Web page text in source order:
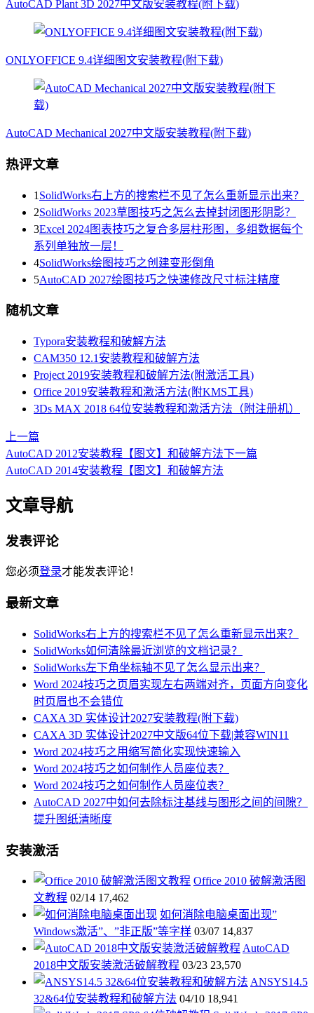
AutoCAD Plant 3D 2027中文版安装教程(附下载)
ONLYOFFICE 9.4详细图文安装教程(附下载)
AutoCAD Mechanical 2027中文版安装教程(附下载)
热评文章
1 SolidWorks右上方的搜索栏不见了怎么重新显示出来？
2SolidWorks 2023草图技巧之怎么去掉封闭图形阴影？
3Excel 2024图表技巧之复合多层柱形图，多组数据每个
系列单独放一层！
4SolidWorks绘图技巧之创建变形倒角
5AutoCAD 2027绘图技巧之快速修改尺寸标注精度
随机文章
Typora安装教程和破解方法
CAM350 12.1安装教程和破解方法
Project 2019安装教程和破解方法(附激活工具)
Office 2019安装教程和激活方法(附KMS工具)
3Ds MAX 2018 64位安装教程和激活方法（附注册机）
上一篇
AutoCAD 2012安装教程【图文】和破解方法下一篇
AutoCAD 2014安装教程【图文】和破解方法
文章导航
发表评论
您必须登录才能发表评论！
最新文章
SolidWorks右上方的搜索栏不见了怎么重新显示出来？
SolidWorks如何清除最近浏览的文档记录？
SolidWorks左下角坐标轴不见了怎么显示出来？
Word 2024技巧之页眉实现左右两端对齐，页面方向变化
时页眉也不会错位
CAXA 3D 实体设计2027安装教程(附下载)
CAXA 3D 实体设计2027中文版64位下载|兼容WIN11
Word 2024技巧之用缩写简化实现快速输入
Word 2024技巧之如何制作人员座位表？
Word 2024技巧之如何制作人员座位表？
AutoCAD 2027中如何去除标注基线与图形之间的间隙？
提升图纸清晰度
安装激活
Office 2010 破解激活图
文教程 02/14 17,462
如何消除电脑桌面出现”
Windows激活”、”非正版”等字样 03/07 14,837
AutoCAD
2018中文版安装激活破解教程 03/23 23,570
ANSYS14.5
32&64位安装教程和破解方法 04/10 18,941